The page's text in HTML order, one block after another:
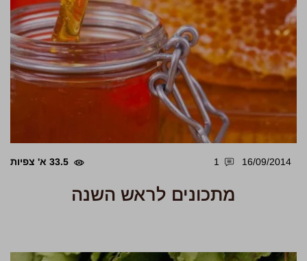
16/09/2014
1 33.5 א' צפיות
מתכונים לראש השנה